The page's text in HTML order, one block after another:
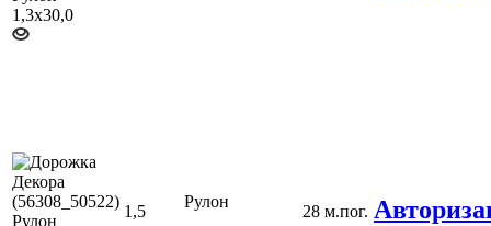
1,5
Рулон
28 м.пог.